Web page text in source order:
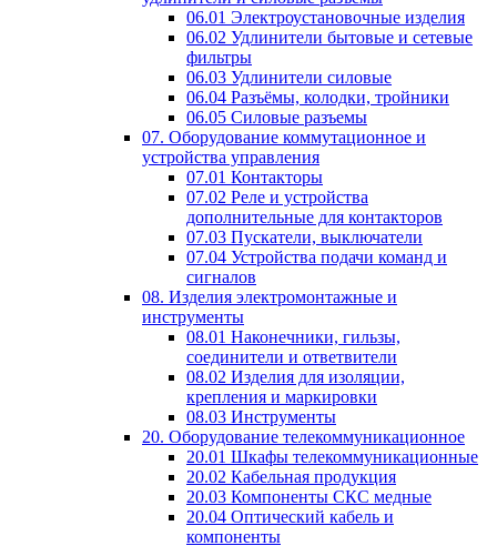
06.01 Электроустановочные изделия
06.02 Удлинители бытовые и сетевые
фильтры
06.03 Удлинители силовые
06.04 Разъёмы, колодки, тройники
06.05 Силовые разъемы
07. Оборудование коммутационное и
устройства управления
07.01 Контакторы
07.02 Реле и устройства
дополнительные для контакторов
07.03 Пускатели, выключатели
07.04 Устройства подачи команд и
сигналов
08. Изделия электромонтажные и
инструменты
08.01 Наконечники, гильзы,
соединители и ответвители
08.02 Изделия для изоляции,
крепления и маркировки
08.03 Инструменты
20. Оборудование телекоммуникационное
20.01 Шкафы телекоммуникационные
20.02 Кабельная продукция
20.03 Компоненты СКС медные
20.04 Оптический кабель и
компоненты